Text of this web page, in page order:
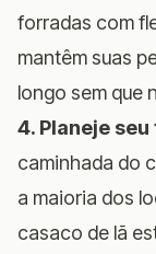
forradas com
mantêm suas
longo sem que
4. Planeje
caminhada do
a maioria dos
casaco de lã